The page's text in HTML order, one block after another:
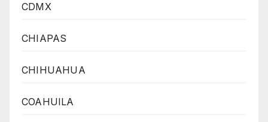
CDMX
CHIAPAS
CHIHUAHUA
COAHUILA